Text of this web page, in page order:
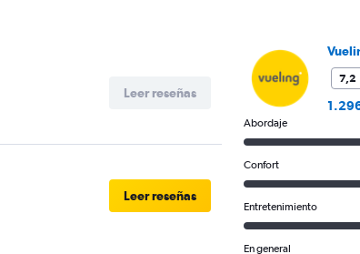
of
flights.
Leer reseñas
Leer reseñas
7,2
Abordaje
Confort
Entretenimiento
En general